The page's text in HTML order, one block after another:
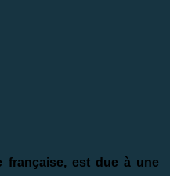
française, est due à une